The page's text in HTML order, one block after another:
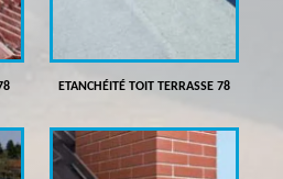
ETANCHÉITÉ TOIT TERRASSE 78